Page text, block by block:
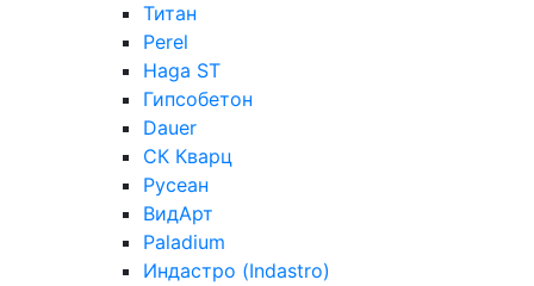
Титан
Perel
Haga ST
Гипсобетон
Dauer
СК Кварц
Русеан
ВидАрт
Paladium
Индастро (Indastro)